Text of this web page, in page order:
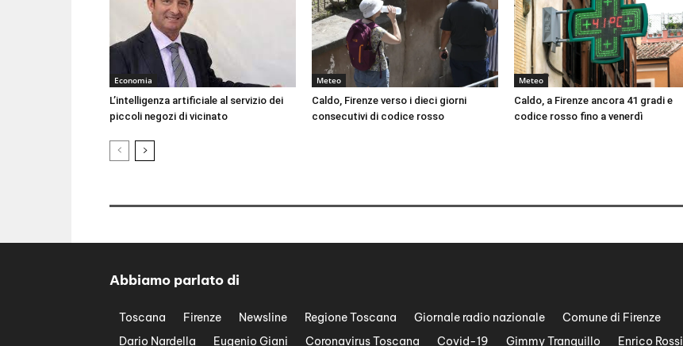
Economia
L’intelligenza artificiale al servizio dei
piccoli negozi di vicinato
Meteo
Caldo, Firenze verso i dieci giorni
consecutivi di codice rosso
Meteo
Caldo, a Firenze ancora 41 gradi e
codice rosso fino a venerdì
Abbiamo parlato di
Toscana Firenze Newsline Regione Toscana Giornale radio nazionale
Comune di Firenze
Dario Nardella
Eugenio Giani Coronavirus Toscana Covid-19 Gimmy Tranquillo
Enrico Rossi